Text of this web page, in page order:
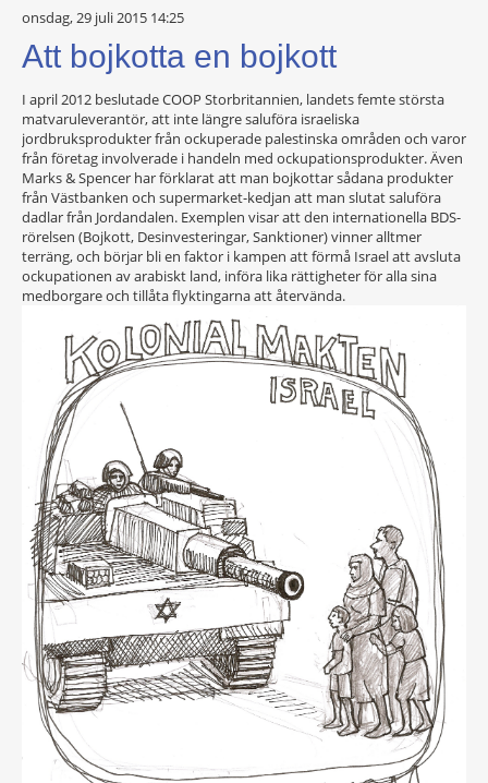
onsdag, 29 juli 2015 14:25
Att bojkotta en bojkott
I april 2012 beslutade COOP Storbritannien, landets femte största
matvaruleverantör, att inte längre saluföra israeliska
jordbruksprodukter från ockuperade palestinska områden och varor
från företag involverade i handeln med ockupationsprodukter. Även
Marks & Spencer har förklarat att man bojkottar sådana produkter
från Västbanken och supermarket-kedjan att man slutat saluföra
dadlar från Jordandalen. Exemplen visar att den internationella BDS-
rörelsen (Bojkott, Desinvesteringar, Sanktioner) vinner alltmer
terräng, och börjar bli en faktor i kampen att förmå Israel att avsluta
ockupationen av arabiskt land, införa lika rättigheter för alla sina
medborgare och tillåta flyktingarna att återvända.